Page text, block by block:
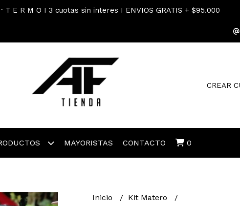
· T E R M O I 3 cuotas sin interes I ENVIOS GRATIS + $95.000
CREAR
MAYORISTAS CONTACTO 0
Inicio
Kit Matero